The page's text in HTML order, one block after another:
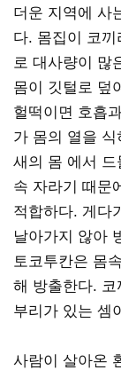
더운 지역에 사
다. 몸집이 코
로 대사량이 많
몸이 깃털로 덮
헐떡이면 호흡
가 몸의 열을
새의 몸 에서 드
속 자라기 때문
적합하다. 게다
날아가지 않아
토코투칸은 몸
해 방출한다. 코
부리가 있는 셈
사람이 살아온